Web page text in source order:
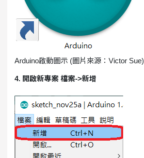
Arduino啟動圖示 (圖片來源：Victor Sue)
4. 開啟新專案 檔案->新增